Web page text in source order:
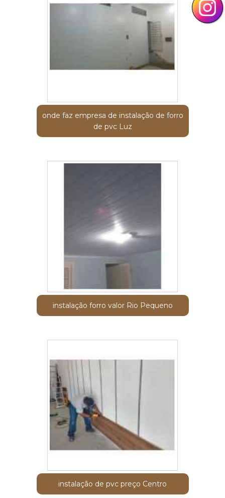
onde faz empresa de instalação de forro
de pvc Luz
instalação forro valor Rio Pequeno
instalação de pvc preço Centro